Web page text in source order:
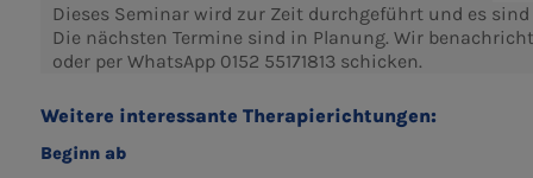
Dieses Seminar wird zur Zeit durchgeführt und es sind
Die nächsten Termine sind in Planung. Wir
oder per WhatsApp 0152 55171813 schicken.
Weitere interessante Therapierichtungen:
Beginn ab